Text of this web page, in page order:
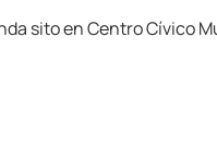
sito en Centro Cívico